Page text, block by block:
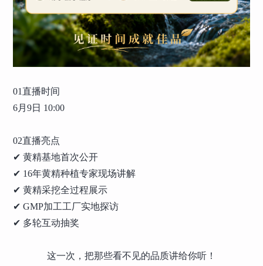
01直播时间
6月9日 10:00
02直播亮点
✔ 黄精基地首次公开
✔ 16年黄精种植专家现场讲解
✔ 黄精采挖全过程展示
✔ GMP加工工厂实地探访
✔ 多轮互动抽奖
这一次，把那些看不见的品质讲给你听！